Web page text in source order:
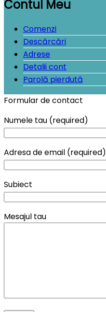
Contul Meu
Comenzi
Descărcări
Adrese
Detalii cont
Parolă pierdută
Formular de contact
Numele tau (required)
Adresa de email (required)
Subiect
Mesajul tau